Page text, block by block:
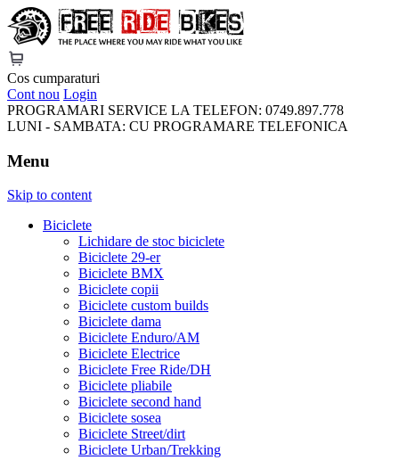
FreeRideBikes
Cos cumparaturi
Cont nou Login
PROGRAMARI SERVICE LA TELEFON: 0749.897.778
LUNI - SAMBATA: CU PROGRAMARE TELEFONICA
Menu
Skip to content
Biciclete
Lichidare de stoc biciclete
Biciclete 29-er
Biciclete BMX
Biciclete copii
Biciclete custom builds
Biciclete dama
Biciclete Enduro/AM
Biciclete Electrice
Biciclete Free Ride/DH
Biciclete pliabile
Biciclete second hand
Biciclete sosea
Biciclete Street/dirt
Biciclete Urban/Trekking